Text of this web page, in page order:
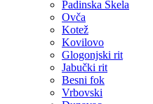
Padinska Skela
Ovča
Kotež
Kovilovo
Glogonjski rit
Jabučki rit
Besni fok
Vrbovski